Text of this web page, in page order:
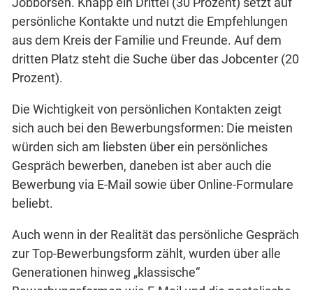
persönliche Kontakte und nutzt die Empfehlungen
aus dem Kreis der Familie und Freunde. Auf dem
dritten Platz steht die Suche über das Jobcenter (20
Prozent).
Die Wichtigkeit von persönlichen Kontakten zeigt
sich auch bei den Bewerbungsformen: Die meisten
würden sich am liebsten über ein persönliches
Gespräch bewerben, daneben ist aber auch die
Bewerbung via E-Mail sowie über Online-Formulare
beliebt.
Auch wenn in der Realität das persönliche Gespräch
zur Top-Bewerbungsform zählt, wurden über alle
Generationen hinweg „klassische“